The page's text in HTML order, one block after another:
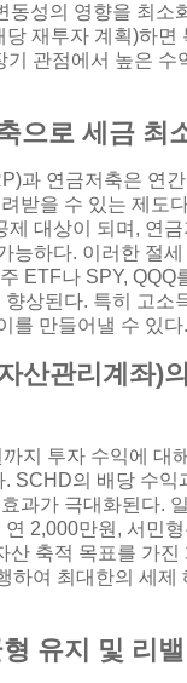
동성의 영향을 최소
당 재투자 계획)하면
기 관점에서 높은 수
으로 세금 최
과 연금저축은 연
받을 수 있는 제도
제 대상이 되며, 연
능하다. 이러한 절세
ETF나 SPY, QQQ
상된다. 특히 고소
를 만들어낼 수 있다.
산관리계좌)
까지 투자 수익에 대
SCHD의 배당 수익
과가 극대화된다.
2,000만원, 서민
산 축적 목표를 가진
하여 최대한의 세제
유지 및 리